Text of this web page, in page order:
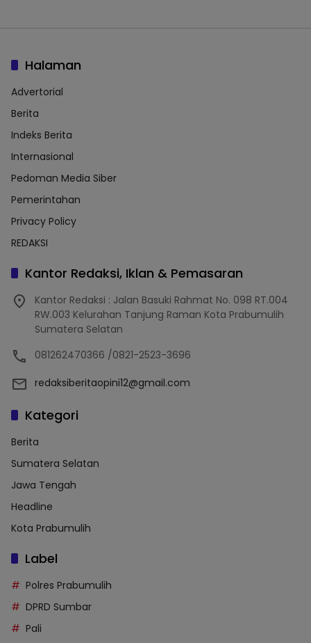
Halaman
Advertorial
Berita
Indeks Berita
Internasional
Pedoman Media Siber
Pemerintahan
Privacy Policy
REDAKSI
Kantor Redaksi, Iklan & Pemasaran
Kantor Redaksi : Jalan Basuki Rahmat No. 098 RT.004
RW.003 Kelurahan Tanjung Raman Kota Prabumulih
Sumatera Selatan
081262470366 /0821-2523-3696
redaksiberitaopini12@gmail.com
Kategori
Berita
Sumatera Selatan
Jawa Tengah
Headline
Kota Prabumulih
Label
Polres Prabumulih
DPRD Sumbar
Pali